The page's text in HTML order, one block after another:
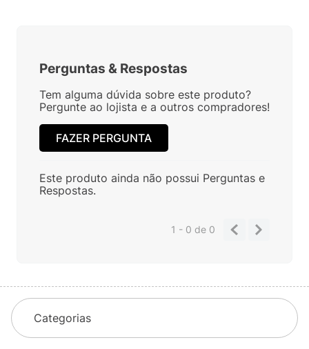
Perguntas & Respostas
Tem alguma dúvida sobre este produto?
Pergunte ao lojista e a outros compradores!
FAZER PERGUNTA
Este produto ainda não possui Perguntas e
Respostas.
1 - 0de 0
Categorias